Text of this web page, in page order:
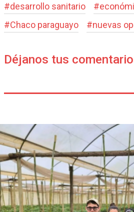
#desarrollo sanitario #
#Chaco paraguayo #nuevas
Déjanos tus